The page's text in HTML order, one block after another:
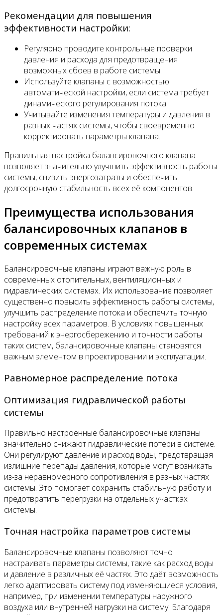
Рекомендации для повышения
эффективности настройки:
Регулярно проводите контрольные проверки
давления и расхода для предотвращения
возможных сбоев в работе системы.
Используйте клапаны с возможностью
автоматической настройки, если система требует
динамического регулирования потока.
Учитывайте изменения температуры и давления в
разных частях системы, чтобы своевременно
корректировать параметры клапана.
Правильная настройка балансировочного клапана
позволяет значительно улучшить эффективность работы
системы, снизить энергозатраты и обеспечить
долгосрочную стабильность всех её компонентов.
Преимущества использования
балансировочных клапанов в
современных системах
Балансировочные клапаны играют важную роль в
современных отопительных, вентиляционных и
гидравлических системах. Их использование позволяет
существенно повысить эффективность работы системы,
улучшить распределение потока и обеспечить точную
настройку всех параметров. В условиях повышенных
требований к энергосбережению и точности работы
таких систем, балансировочные клапаны становятся
важным элементом в проектировании и эксплуатации.
Равномерное распределение потока
Оптимизация гидравлической работы
системы
Правильно настроенные балансировочные клапаны
значительно снижают гидравлические потери в системе.
Они регулируют давление и расход воды, предотвращая
излишние перепады давления, которые могут возникать
из-за неравномерного сопротивления в разных частях
системы. Это помогает сохранить стабильную работу и
предотвратить перегрузки на отдельных участках
системы.
Точная настройка параметров системы
Балансировочные клапаны позволяют точно
настраивать параметры системы, такие как расход воды
и давление в различных её частях. Это даёт возможность
легко адаптировать систему под изменяющиеся условия,
например, при изменении температуры наружного
воздуха или внутренней нагрузки на систему. Благодаря